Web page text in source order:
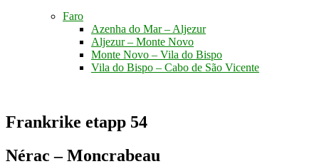
Faro
Azenha do Mar – Aljezur
Aljezur – Monte Novo
Monte Novo – Vila do Bispo
Vila do Bispo – Cabo de São Vicente
Frankrike etapp 54
Nérac – Moncrabeau